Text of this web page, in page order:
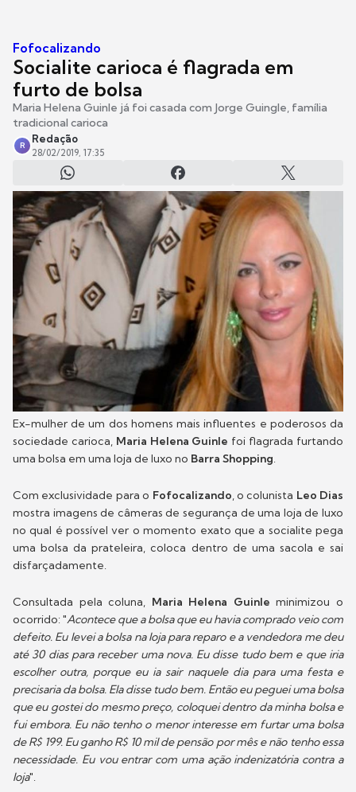
Fofocalizando
Socialite carioca é flagrada em
furto de bolsa
Maria Helena Guinle já foi casada com Jorge Guingle, família
tradicional carioca
R
Redação
28/02/2019, 17:35
Ex-mulher de um dos homens mais influentes e poderosos da
sociedade carioca, Maria Helena Guinle foi flagrada furtando
uma bolsa em uma loja de luxo no Barra Shopping.
Com exclusividade para o Fofocalizando, o colunista Leo Dias
mostra imagens de câmeras de segurança de uma loja de luxo
no qual é possível ver o momento exato que a socialite pega
uma bolsa da prateleira, coloca dentro de uma sacola e sai
disfarçadamente.
Consultada pela coluna, Maria Helena Guinle minimizou o
ocorrido: "Acontece que a bolsa que eu havia comprado veio com
defeito. Eu levei a bolsa na loja para reparo e a vendedora me deu
até 30 dias para receber uma nova. Eu disse tudo bem e que iria
escolher outra, porque eu ia sair naquele dia para uma festa e
precisaria da bolsa. Ela disse tudo bem. Então eu peguei uma bolsa
que eu gostei do mesmo preço, coloquei dentro da minha bolsa e
fui embora. Eu não tenho o menor interesse em furtar uma bolsa
de R$ 199. Eu ganho R$ 10 mil de pensão por mês e não tenho essa
necessidade. Eu vou entrar com uma ação indenizatória contra a
loja".